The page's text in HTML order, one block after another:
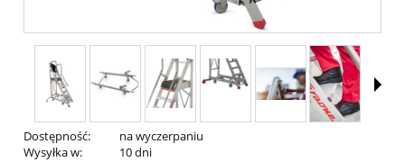
Dostępność:
na wyczerpaniu
Wysyłka w:
10 dni